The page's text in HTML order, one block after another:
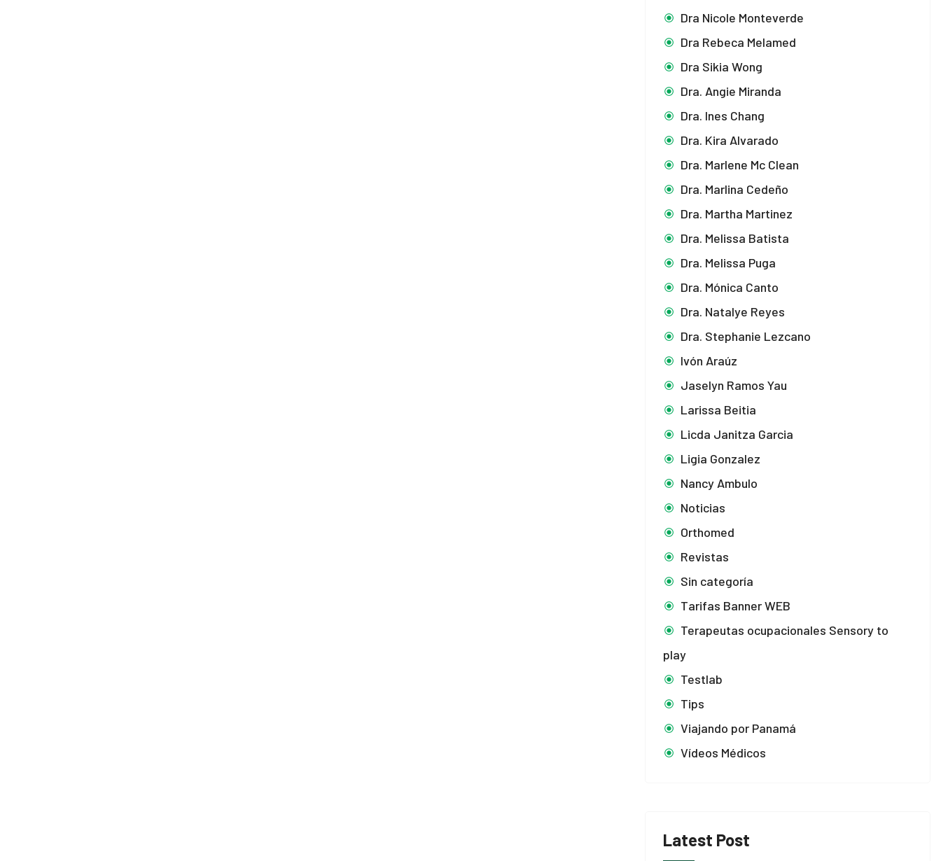
Dra Nicole Monteverde
Dra Rebeca Melamed
Dra Sikia Wong
Dra. Angie Miranda
Dra. Ines Chang
Dra. Kira Alvarado
Dra. Marlene Mc Clean
Dra. Marlina Cedeño
Dra. Martha Martinez
Dra. Melissa Batista
Dra. Melissa Puga
Dra. Mónica Canto
Dra. Natalye Reyes
Dra. Stephanie Lezcano
Ivón Araúz
Jaselyn Ramos Yau
Larissa Beitia
Licda Janitza Garcia
Ligia Gonzalez
Nancy Ambulo
Noticias
Orthomed
Revistas
Sin categoría
Tarifas Banner WEB
Terapeutas ocupacionales Sensory to
play
Testlab
Tips
Viajando por Panamá
Vídeos Médicos
Latest Post